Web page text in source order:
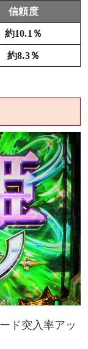
信頼度
約10.1％
約8.3％
ド突入率アッ